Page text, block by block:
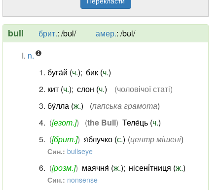
bull брит.: /bʊl/ амер.: /bʊl/
n.
буга́й (ч.); бик (ч.)
кит (ч.); слон (ч.)
(чоловічої статі)
бу́лла (ж.) (папська грамота)
([езот.]) (the Bull) Теле́ць (ч.)
([брит.]) я́блучко (с.) (центр мішені)
Син.: bullseye
([розм.]) маячня́ (ж.); нісені́тниця (ж.)
Син.: nonsense